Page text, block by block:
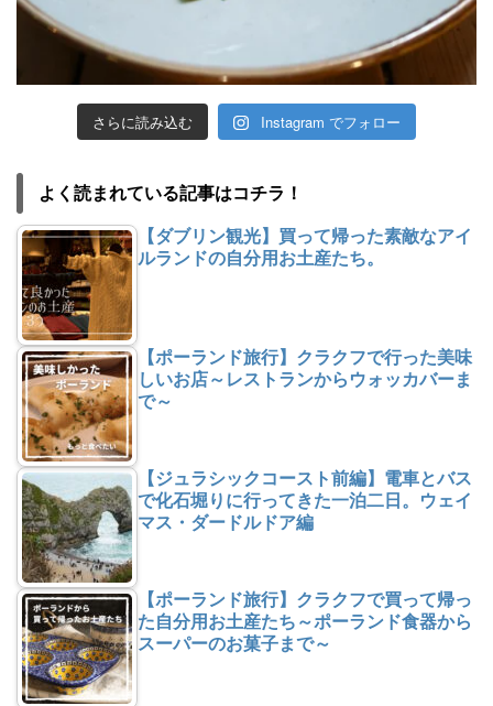
さらに読み込む Instagram でフォロー
よく読まれている記事はコチラ！
【ダブリン観光】買って帰った素敵なアイ
ルランドの自分用お土産たち。
【ポーランド旅行】クラクフで行った美味
しいお店～レストランからウォッカバーま
で～
【ジュラシックコースト前編】電車とバス
で化石堀りに行ってきた一泊二日。ウェイ
マス・ダードルドア編
【ポーランド旅行】クラクフで買って帰っ
た自分用お土産たち～ポーランド食器から
スーパーのお菓子まで～